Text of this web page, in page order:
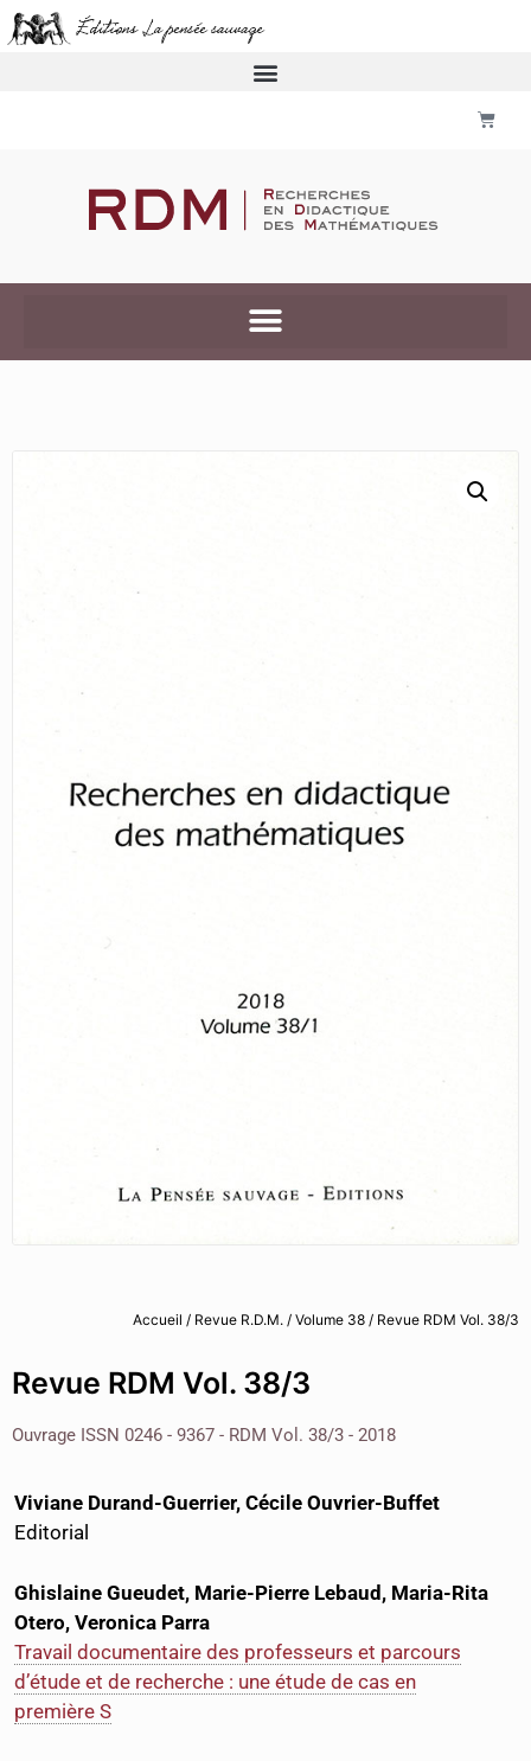
Accueil / Revue R.D.M. / Volume 38 / Revue RDM Vol. 38/3
Revue RDM Vol. 38/3
Ouvrage ISSN 0246 - 9367 - RDM Vol. 38/3 - 2018
Viviane Durand-Guerrier, Cécile Ouvrier-Buffet
Editorial
Ghislaine Gueudet, Marie-Pierre Lebaud, Maria-Rita
Otero, Veronica Parra
Travail documentaire des professeurs et parcours
d’étude et de recherche : une étude de cas en
première S